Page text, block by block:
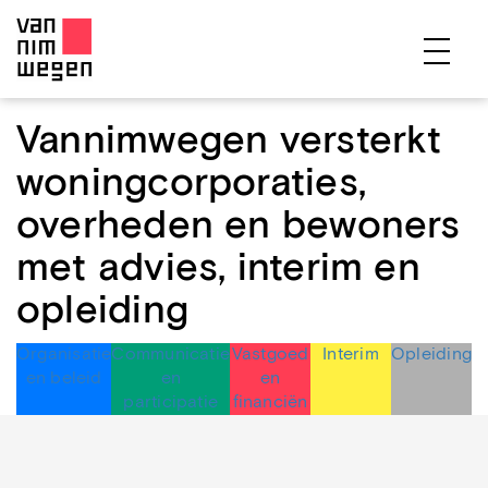
PROJECTEN
PUBLICATIES
OVER ONS
Vannimwegen versterkt
woningcorporaties,
overheden en bewoners
met advies, interim en
opleiding
Organisatie
en beleid
Communicatie
en
participatie
Vastgoed
en
financiën
Interim Opleiding